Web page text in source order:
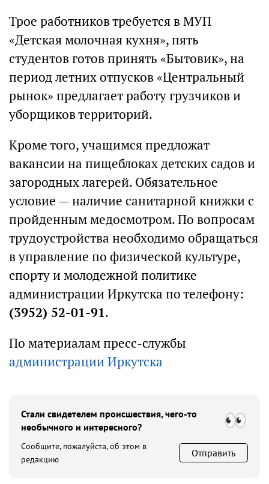
Трое работников требуется в МУП
«Детская молочная кухня», пять
студентов готов принять «Бытовик», на
период летних отпусков «Центральный
рынок» предлагает работу грузчиков и
уборщиков территорий.
Кроме того, учащимся предложат
вакансии на пищеблоках детских садов и
загородных лагерей. Обязательное
условие — наличие санитарной книжки с
пройденным медосмотром. По вопросам
трудоустройства необходимо обращаться
в управление по физической культуре,
спорту и молодежной политике
администрации Иркутска по телефону:
(3952) 52-01-91.
По материалам пресс-службы
администрации Иркутска
Стали свидетелем происшествия, чего-то
необычного и интересного?
Сообщите, пожалуйста, об этом в
редакцию
Отправить